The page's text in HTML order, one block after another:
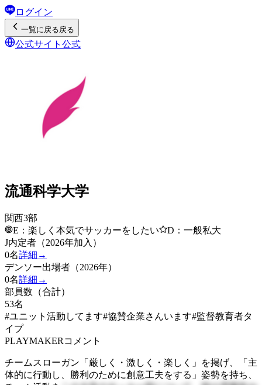
ログイン
一覧に戻る戻る
公式サイト 公式
流通科学大学
関西3部
E：楽しく本気でサッカーをしたい
D：一般私大
J内定者（2026年加入）
0名詳細→
デンソー出場者（2026年）
0名詳細→
部員数（合計）
53名
#ユニット活動してます#協賛企業さんいます#監督教育者タ
イプ
PLAYMAKERコメント
チームスローガン「厳しく・激しく・楽しく」を掲げ、「主
体的に行動し、勝利のために創意工夫をする」姿勢を持ち、